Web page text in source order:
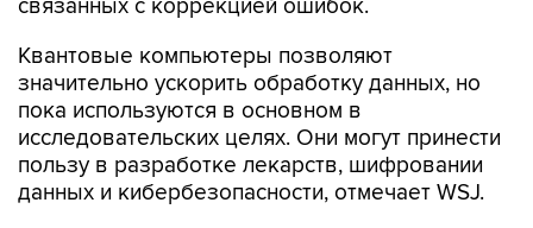
связанных с коррекцией ошибок.
Квантовые компьютеры позволяют
значительно ускорить обработку данных, но
пока используются в основном в
исследовательских целях. Они могут принести
пользу в разработке лекарств, шифровании
данных и кибербезопасности, отмечает WSJ.